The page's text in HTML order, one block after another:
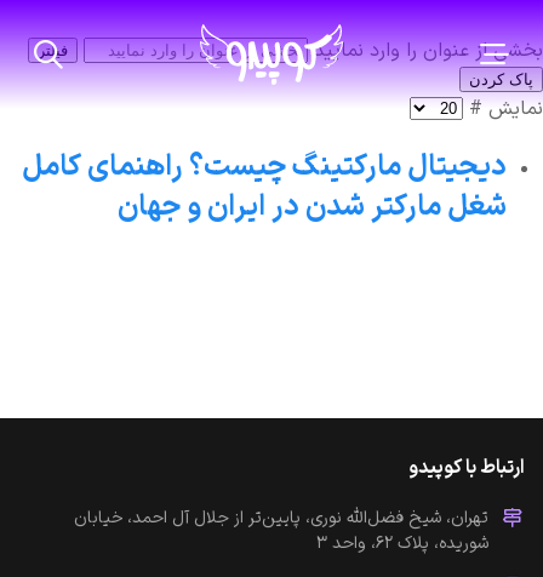
بخشی از عنوان را وارد نمایید
فیلتر
پاک کردن
نمایش #
دیجیتال مارکتینگ چیست؟ راهنمای کامل
شغل مارکتر شدن در ایران و جهان
ارتباط با کوپیدو
تهران، شیخ فضل‌الله نوری، پایین‌تر از جلال آل احمد، خیابان
شوریده، پلاک ۶۲، واحد ۳